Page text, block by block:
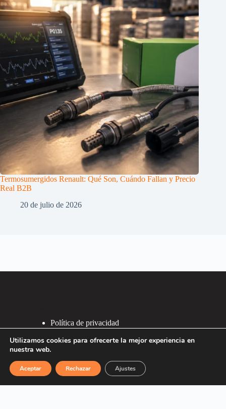
Termosumergidos Renault: Qué Son, Cuándo Fallan y Precio
Real B2B
20 de julio de 2026
Política de privacidad
2007 - 2026 ®
Recafacil S.L.
Utilizamos cookies para ofrecerte la mejor experiencia en
nuestra web.
Aceptar Rechazar Ajustes